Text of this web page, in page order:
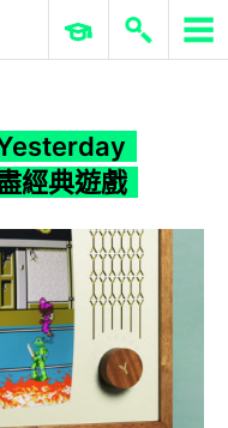
ERP 與商業 AI
經典遊戲